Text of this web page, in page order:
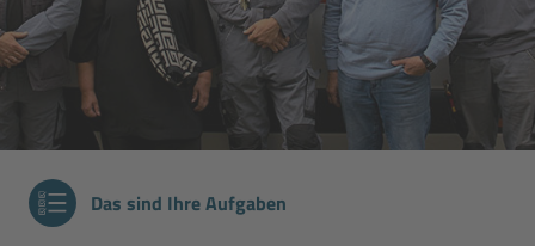
Das sind Ihre Aufgaben